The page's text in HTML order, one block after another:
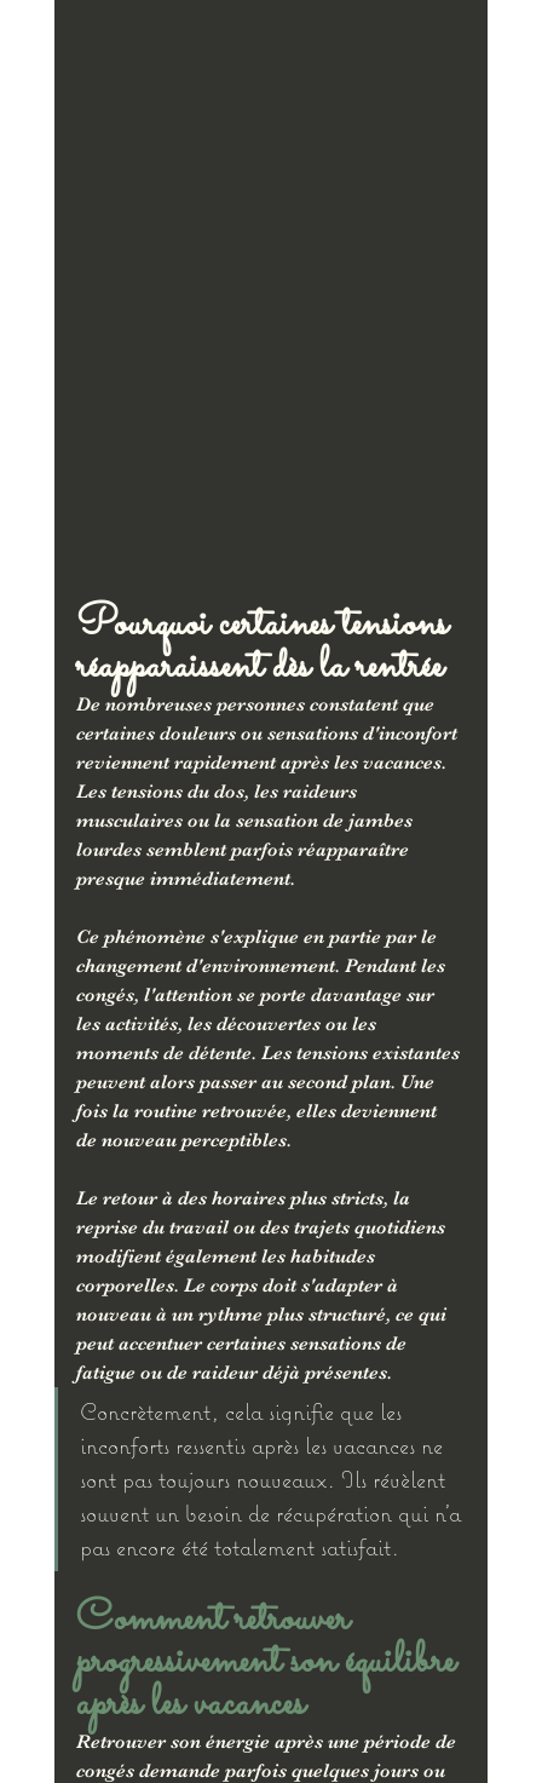
Pourquoi certaines tensions
réapparaissent dès la rentrée
De nombreuses personnes constatent que
certaines douleurs ou sensations d'inconfort
reviennent rapidement après les vacances.
Les tensions du dos, les raideurs
musculaires ou la sensation de jambes
lourdes semblent parfois réapparaître
presque immédiatement.
Ce phénomène s'explique en partie par le
changement d'environnement. Pendant les
congés, l'attention se porte davantage sur
les activités, les découvertes ou les
moments de détente. Les tensions existantes
peuvent alors passer au second plan. Une
fois la routine retrouvée, elles deviennent
de nouveau perceptibles.
Le retour à des horaires plus stricts, la
reprise du travail ou des trajets quotidiens
modifient également les habitudes
corporelles. Le corps doit s'adapter à
nouveau à un rythme plus structuré, ce qui
peut accentuer certaines sensations de
fatigue ou de raideur déjà présentes.
Concrètement, cela signifie que les
inconforts ressentis après les vacances ne
sont pas toujours nouveaux. Ils révèlent
souvent un besoin de récupération qui n'a
pas encore été totalement satisfait.
Comment retrouver
progressivement son équilibre
après les vacances
Retrouver son énergie après une période de
congés demande parfois quelques jours ou